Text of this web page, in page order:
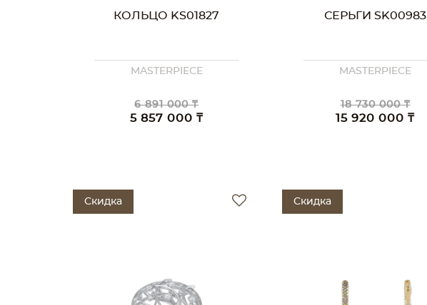
КОЛЬЦО KS01827
MASTERPIECE
6 891 000 ₸
5 857 000 ₸
СЕРЬГИ SK00983
MASTERPIECE
18 730 000 ₸
15 920 000 ₸
Скидка Скидка